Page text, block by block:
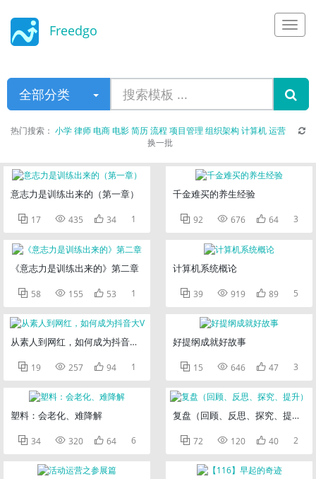
Freedgo
全部分类
热门搜索： 小学律师电商电影简历流程 项目管理 组织架构 计算机运营
换一批
意志力是训练出来的（第一章）
 17  435  34 1
《意志力是训练出来的》第二章
 58  155  53 1
从素人到网红，如何成为抖音大V
 19  257  94 1
塑料：会老化、难降解
 34  320  64 6
千金难买的养生经验
 92  676  64 3
计算机系统概论
 39  919  89 5
好提纲成就好故事
 15  646  47 3
复盘（回顾、反思、探究、提升）
 72  120  40 2